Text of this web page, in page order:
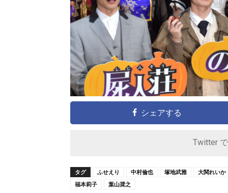
シェアする
Twitter
タグ ふせえり 中村倫也 塚地武雅
大関れいか
福本莉子
葉山奨之